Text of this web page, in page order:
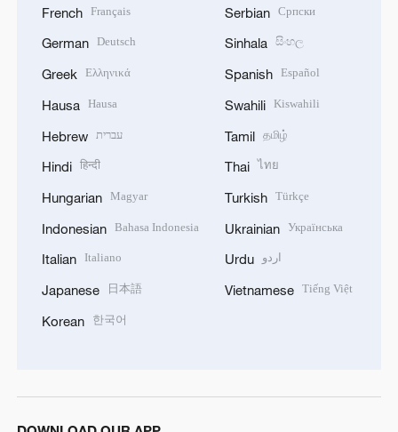
French Français
German Deutsch
Greek Ελληνικά
Hausa Hausa
Hebrew עברית
Hindi हिन्दी
Hungarian Magyar
Indonesian Bahasa Indonesia
Italian Italiano
Japanese 日本語
Korean 한국어
Serbian Српски
Sinhala සිංහල
Spanish Español
Swahili Kiswahili
Tamil தமிழ்
Thai ไทย
Turkish Türkçe
Ukrainian Українська
Urdu اردو
Vietnamese Tiếng Việt